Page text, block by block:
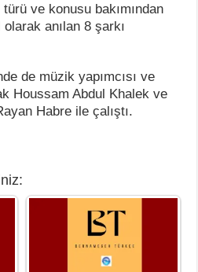
ve konusu bakımından
anılan 8 şarkı
de müzik yapımcısı ve
Houssam Abdul Khalek ve
Habre ile çalıştı.